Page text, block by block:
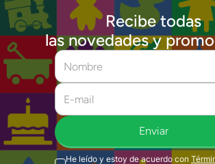
Recibe todas
las novedades y
Enviar
He leído y estoy de acuerdo con